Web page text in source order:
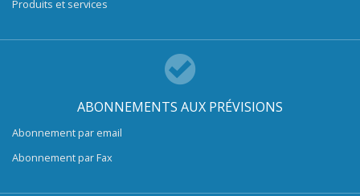
Produits et services
ABONNEMENTS AUX PRÉVISIONS
Abonnement par email
Abonnement par Fax